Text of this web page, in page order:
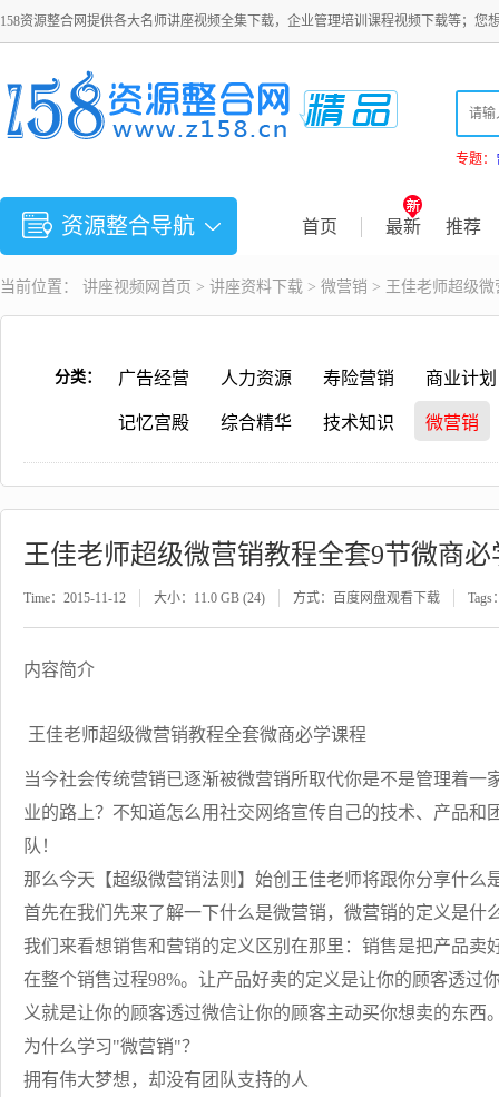
158资源整合网提供各大名师讲座视频全集下载，企业管理培训课程视频下载等；您
专题：
资源整合导航 首页 最新 推荐
当前位置： 讲座视频 网首页 > 讲座资料下载 > 微营销 > 王佳老师超级
分类： 广告经营 人力资源 寿险营销 商业计划
记忆宫殿 综合精华 技术知识 微营销
王佳老师超级微营销教程全套9节微商必
Time：2015-11-12 大小：11.0 GB (24) 方式：百度网盘观看下载 Tags
内容简介
王佳老师超级微营销教程全套微商必学课程
当今社会传统营销已逐渐被微营销所取代你是不是管理着
业的路上？不知道怎么用社交网络宣传自己的技术、产品
队！
那么今天【超级微营销法则】始创王佳老师将跟你分享什么
首先在我们先来了解一下什么是微营销，微营销的定义是什
我们来看想销售和营销的定义区别在那里：销售是把产品
在整个销售过程98%。让产品好卖的定义是让你的顾客透
义就是让你的顾客透过微信让你的顾客主动买你想卖的东西
为什么学习"微营销"？
拥有伟大梦想，却没有团队支持的人